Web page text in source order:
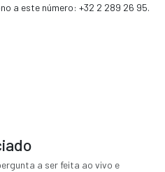
a este número: +32 2 289 26 95.
a ser feita ao vivo e